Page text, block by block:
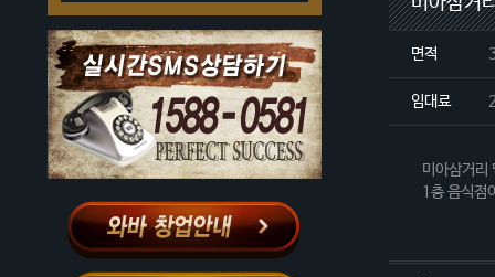
면적
임대료
미아삼거리
1층 음식점